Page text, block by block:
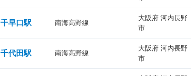
千早口駅 南海高野線
大阪府 河内長野
市
千代田駅 南海高野線
大阪府 河内長野
市